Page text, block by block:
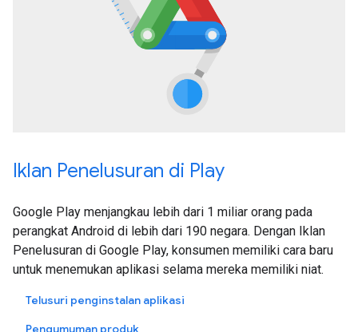
Iklan Penelusuran di Play
Google Play menjangkau lebih dari 1 miliar orang pada
perangkat Android di lebih dari 190 negara. Dengan Iklan
Penelusuran di Google Play, konsumen memiliki cara baru
untuk menemukan aplikasi selama mereka memiliki niat.
Telusuri penginstalan aplikasi
Pengumuman produk